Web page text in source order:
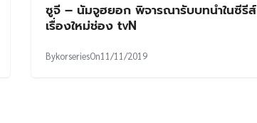
ซูจี – นัมจูฮยอก พิจารณารับบทนำในซีรีส์
เรื่องใหม่ช่อง tvN
BykorseriesOn11/11/2019